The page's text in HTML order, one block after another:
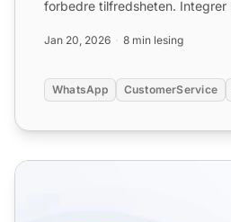
forbedre tilfredsheten. Integrer
Jan 20, 2026 8 min lesing
WhatsApp CustomerService
Integrasjoner for Help Desk